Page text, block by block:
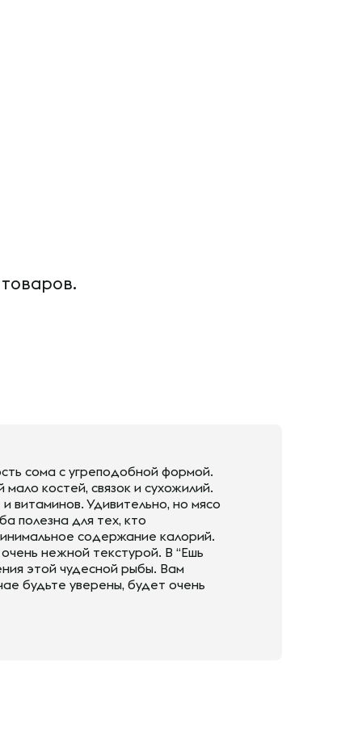
сома с угреподобной формой.
костей, связок и сухожилий.
витаминов. Удивительно, но мясо
полезна для тех, кто
содержание калорий.
нежной текстурой. В “Ешь
этой чудесной рыбы. Вам
будьте уверены, будет очень